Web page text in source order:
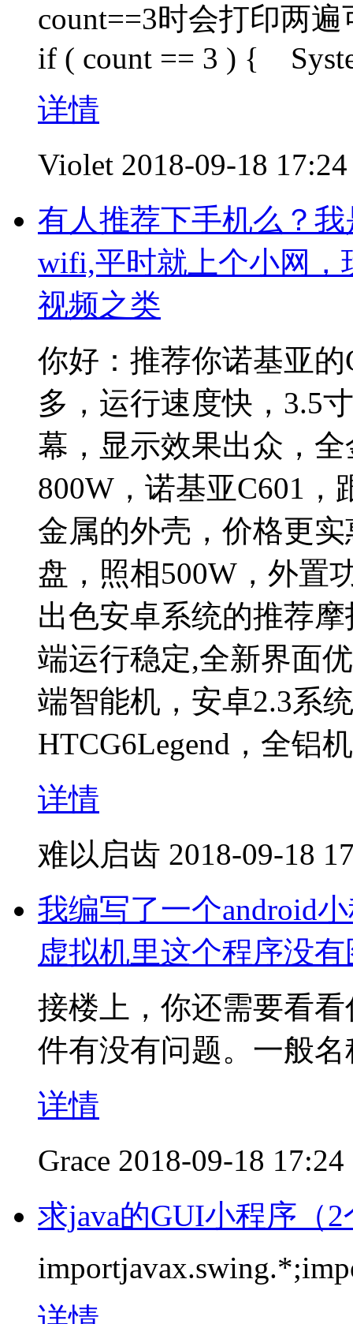
count==3时会打印两
if ( count == 3 ) {
详情
Violet 2018-09-18 17:24
有人推荐下手机么？
wifi,平时就上个小网，
视频之类
你好：推荐你诺基亚
多，运行速度快，3.5
幕，显示效果出众，
800W，诺基亚C601
金属的外壳，价格更
盘，照相500W，外置
出色安卓系统的推荐
端运行稳定,全新界面
端智能机，安卓2.3系
HTCG6Legend，全铝
详情
难以启齿 2018-09-18
我编写了一个android
虚拟机里这个程序没
接楼上，你还需要看
件有没有问题。一般名
详情
Grace 2018-09-18 17:24
求java的GUI小程序（